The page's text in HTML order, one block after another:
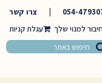
054-
צרו קשר
חיבור למנוי שלך